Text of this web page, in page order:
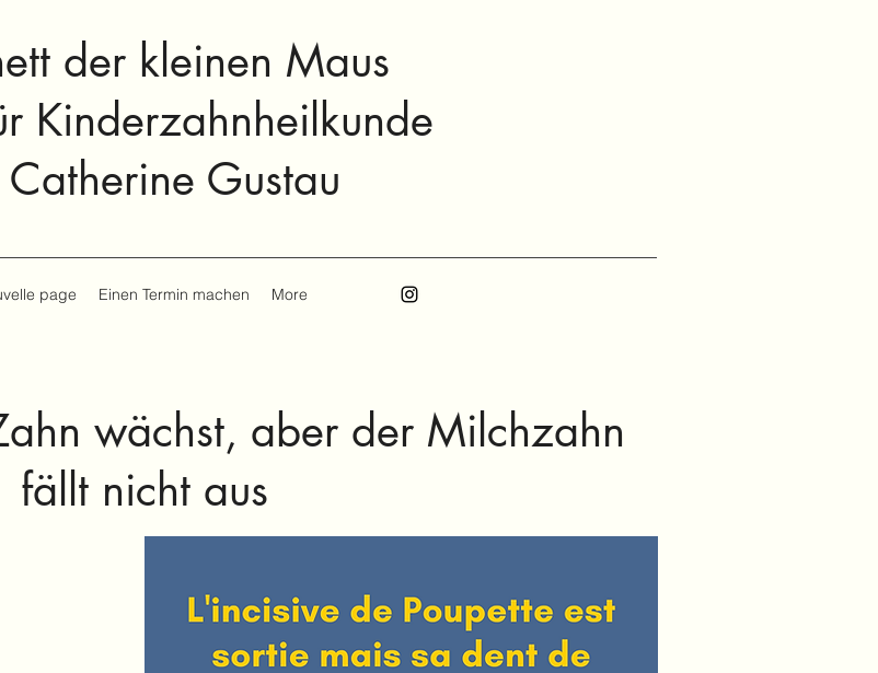
der kleinen Maus
Kinderzahnheilkunde
Catherine Gustau
page Einen Termin machen More
wächst, aber der Milchzahn
fällt nicht aus